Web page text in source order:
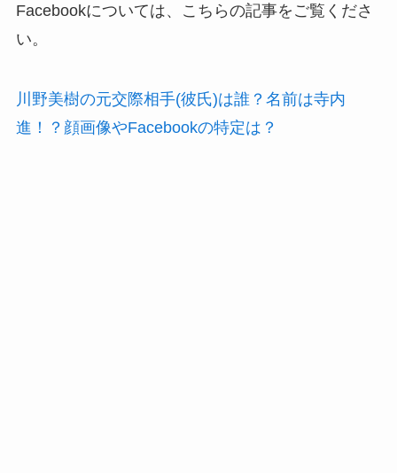
Facebookについては、こちらの記事をご覧くださ
い。
川野美樹の元交際相手(彼氏)は誰？名前は寺内
進！？顔画像やFacebookの特定は？